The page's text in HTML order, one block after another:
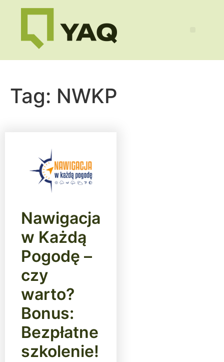
Tag: NWKP
Nawigacja
w Każdą
Pogodę –
czy
warto?
Bonus:
Bezpłatne
szkolenie!